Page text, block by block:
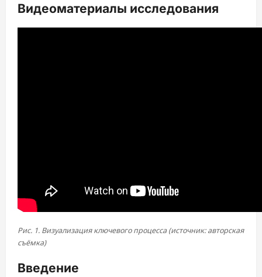
Видеоматериалы исследования
Рис. 1. Визуализация ключевого процесса (источник: авторская
съёмка)
Введение